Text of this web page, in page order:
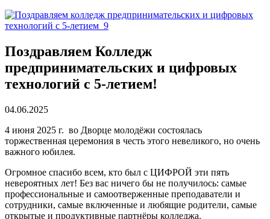
Поздравляем Колледж
предпринимательских и цифровых
технологий с 5-летием!
04.06.2025
4 июня 2025 г. во Дворце молодёжи состоялась
торжественная церемония в честь этого невеликого, но очень
важного юбилея.
Огромное спасибо всем, кто был с ЦИФРОЙ эти пять
невероятных лет! Без вас ничего бы не получилось: самые
профессиональные и самоотверженные преподаватели и
сотрудники, самые включенные и любящие родители, самые
открытые и продуктивные партнёры колледжа.